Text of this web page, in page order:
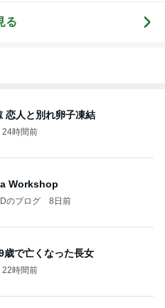
る
恋人と別れ卵子凍結
24時間前
Workshop
のブログ 8日前
歳で亡くなった長女
22時間前